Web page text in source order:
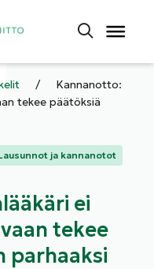
/
Kannanotto:
tekee päätöksiä
ja kannanotot
ei
tekee
parhaaksi